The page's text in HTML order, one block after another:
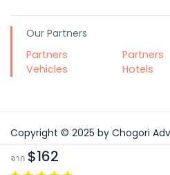
จาก $162
Our Partners
Partners
Vehicles
Partners
Hotels
Copyright © 2025 by Chogori
Your reports and suggestions